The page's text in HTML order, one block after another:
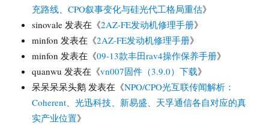
充路线、CPO叙事变化与硅光代工格局重估》
sinovale 发表在《2AZ-FE发动机修理手册》
minfon 发表在《2AZ-FE发动机修理手册》
minfon 发表在《09-13款丰田rav4操作保养手册》
quanwu 发表在《vn007固件（3.9.0）下载》
呆呆呆呆头鹅 发表在《NPO/CPO光互联传闻解析：
Coherent、光迅科技、新易盛、天孚通信各自对应的真
实产业位置》